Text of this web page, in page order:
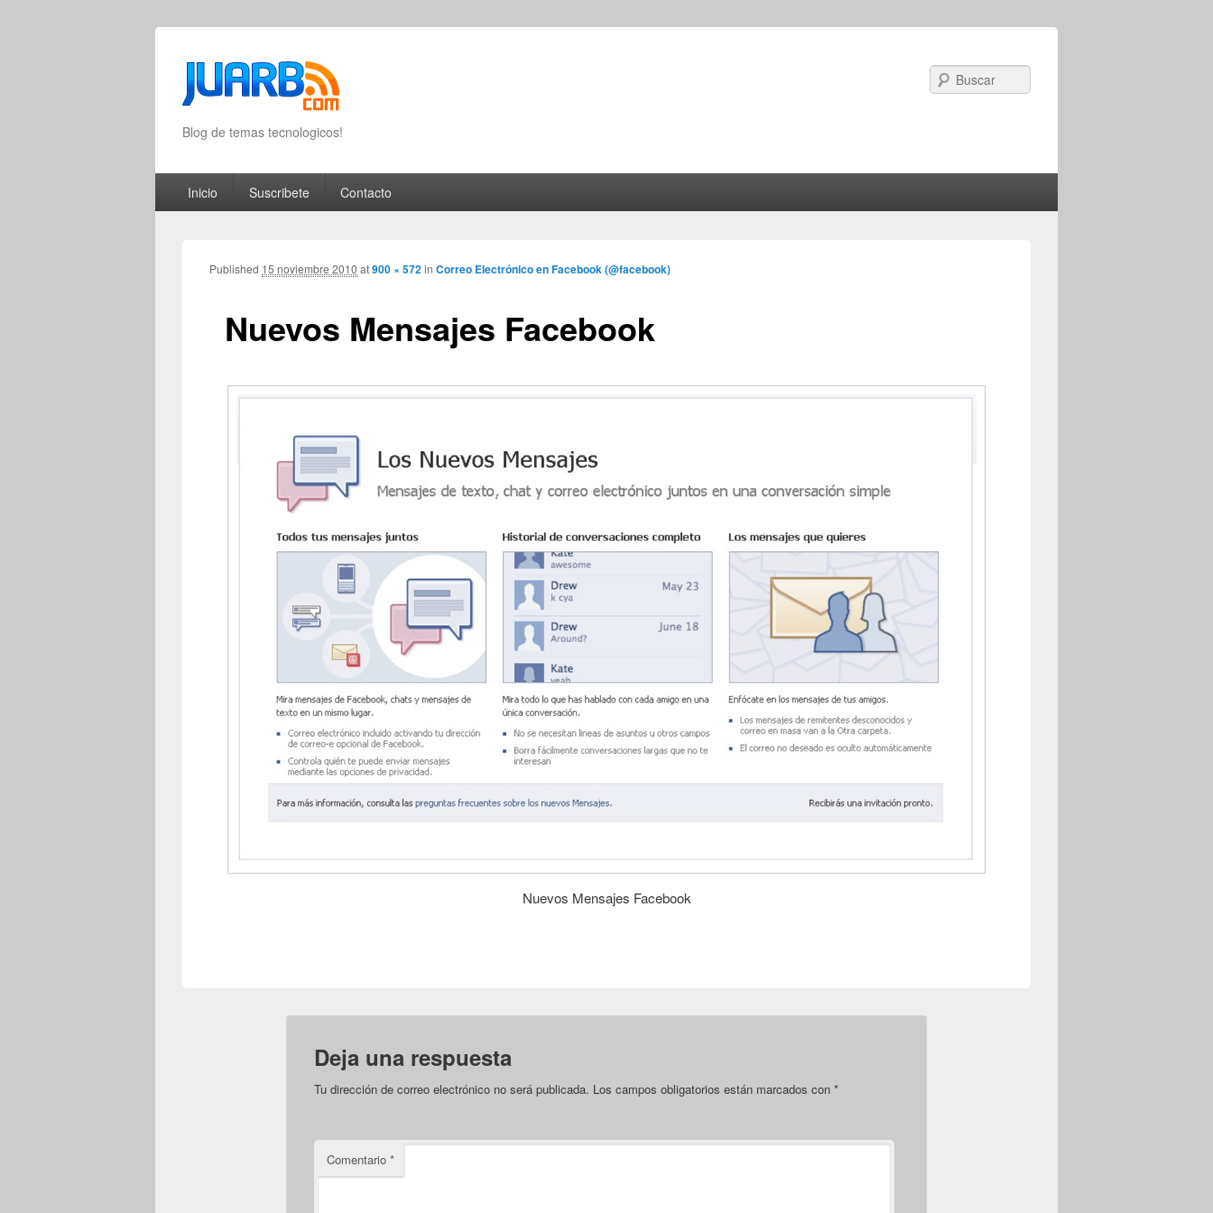
Blog de temas tecnologicos!
Primary menu
Skip to primary content
Skip to secondary content
Inicio Suscribete Contacto
Nuevos Mensajes Facebook
Published 15 noviembre 2010 at900 × 572in Correo Electrónico en Facebook (@facebook)
Nuevos Mensajes Facebook
Deja una respuesta
Tu dirección de correo electrónico no será publicada. Los campos obligatorios están marcados con*
Comentario*